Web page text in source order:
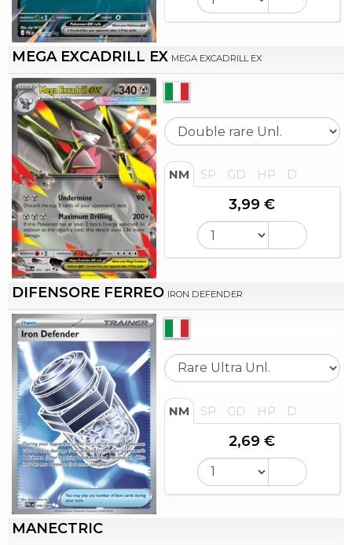
MEGA EXCADRILL EX MEGA EXCADRILL EX
NM SP GD HP D
3,99 €
DIFENSORE FERREO IRON DEFENDER
NM SP GD HP D
2,69 €
MANECTRIC